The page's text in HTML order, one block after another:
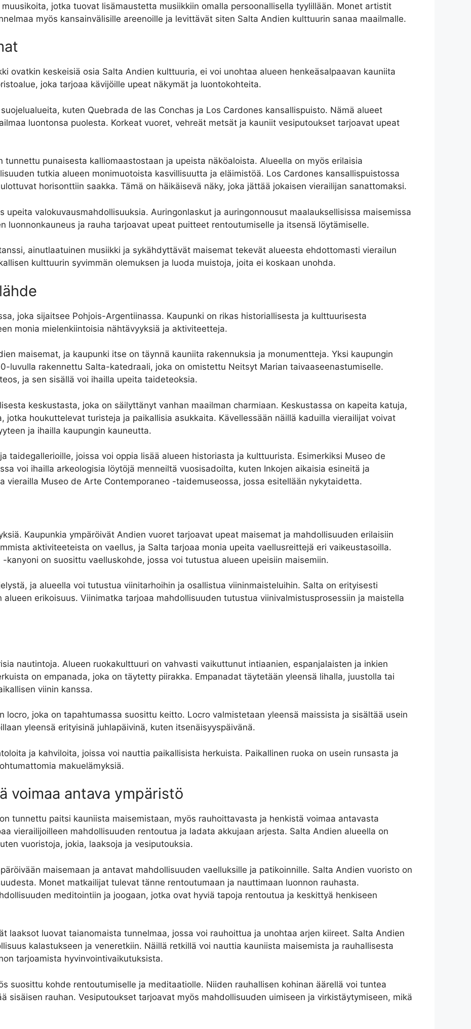
jotka tuovat lisämaustetta musiikkiin omalla persoonallisella tyylillään. Monet artistit
myös kansainvälisille areenoille ja levittävät siten Salta Andien kulttuurin sanaa maailmalle.
ovatkin keskeisiä osia Salta Andien kulttuuria, ei voi unohtaa alueen henkeäsalpaavan kauniita
joka tarjoaa kävijöille upeat näkymät ja luontokohteita.
kuten Quebrada de las Conchas ja Los Cardones kansallispuisto. Nämä alueet
luontonsa puolesta. Korkeat vuoret, vehreät metsät ja kauniit vesiputoukset tarjoavat upeat
tunnettu punaisesta kalliomaastostaan ja upeista näköaloista. Alueella on myös erilaisia
tutkia alueen monimuotoista kasvillisuutta ja eläimistöä. Los Cardones kansallispuistossa
horisonttiin saakka. Tämä on häikäisevä näky, joka jättää jokaisen vierailijan sanattomaksi.
upeita valokuvausmahdollisuuksia. Auringonlaskut ja auringonnousut maalauksellisissa maisemissa
luonnonkauneus ja rauha tarjoavat upeat puitteet rentoutumiselle ja itsensä löytämiselle.
ainutlaatuinen musiikki ja sykähdyttävät maisemat tekevät alueesta ehdottomasti vierailun
kulttuurin syvimmän olemuksen ja luoda muistoja, joita ei koskaan unohda.
joka sijaitsee Pohjois-Argentiinassa. Kaupunki on rikas historiallisesta ja kulttuurisesta
monia mielenkiintoisia nähtävyyksiä ja aktiviteetteja.
maisemat, ja kaupunki itse on täynnä kauniita rakennuksia ja monumentteja. Yksi kaupungin
luvulla rakennettu Salta-katedraali, joka on omistettu Neitsyt Marian taivaaseenastumiselle.
ja sen sisällä voi ihailla upeita taideteoksia.
keskustasta, joka on säilyttänyt vanhan maailman charmiaan. Keskustassa on kapeita katuja,
jotka houkuttelevat turisteja ja paikallisia asukkaita. Kävellessään näillä kaduilla vierailijat voivat
ja ihailla kaupungin kauneutta.
taidegallerioille, joissa voi oppia lisää alueen historiasta ja kulttuurista. Esimerkiksi Museo de
voi ihailla arkeologisia löytöjä menneiltä vuosisadoilta, kuten Inkojen aikaisia esineitä ja
vierailla Museo de Arte Contemporaneo -taidemuseossa, jossa esitellään nykytaidetta.
Kaupunkia ympäröivät Andien vuoret tarjoavat upeat maisemat ja mahdollisuuden erilaisiin
aktiviteeteista on vaellus, ja Salta tarjoaa monia upeita vaellusreittejä eri vaikeustasoilla.
kanyoni on suosittu vaelluskohde, jossa voi tutustua alueen upeisiin maisemiin.
ja alueella voi tutustua viinitarhoihin ja osallistua viininmaisteluihin. Salta on erityisesti
erikoisuus. Viinimatka tarjoaa mahdollisuuden tutustua viinivalmistusprosessiin ja maistella
nautintoja. Alueen ruokakulttuuri on vahvasti vaikuttunut intiaanien, espanjalaisten ja inkien
on empanada, joka on täytetty piirakka. Empanadat täytetään yleensä lihalla, juustolla tai
viinin kanssa.
locro, joka on tapahtumassa suosittu keitto. Locro valmistetaan yleensä maissista ja sisältää usein
yleensä erityisinä juhlapäivinä, kuten itsenäisyyspäivänä.
ja kahviloita, joissa voi nauttia paikallisista herkuista. Paikallinen ruoka on usein runsasta ja
makuelämyksiä.
voimaa antava ympäristö
tunnettu paitsi kauniista maisemistaan, myös rauhoittavasta ja henkistä voimaa antavasta
vierailijoilleen mahdollisuuden rentoutua ja ladata akkujaan arjesta. Salta Andien alueella on
vuoristoja, jokia, laaksoja ja vesiputouksia.
maisemaan ja antavat mahdollisuuden vaelluksille ja patikoinnille. Salta Andien vuoristo on
Monet matkailijat tulevat tänne rentoutumaan ja nauttimaan luonnon rauhasta.
meditointiin ja joogaan, jotka ovat hyviä tapoja rentoutua ja keskittyä henkiseen
laaksot luovat taianomaista tunnelmaa, jossa voi rauhoittua ja unohtaa arjen kiireet. Salta Andien
kalastukseen ja veneretkiin. Näillä retkillä voi nauttia kauniista maisemista ja rauhallisesta
tarjoamista hyvinvointivaikutuksista.
suosittu kohde rentoutumiselle ja meditaatiolle. Niiden rauhallisen kohinan äärellä voi tuntea
sisäisen rauhan. Vesiputoukset tarjoavat myös mahdollisuuden uimiseen ja virkistäytymiseen, mikä